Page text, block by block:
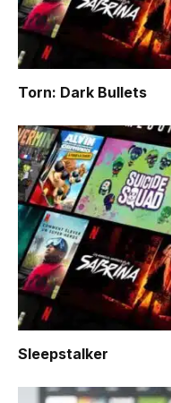
Torn: Dark Bullets
Sleepstalker